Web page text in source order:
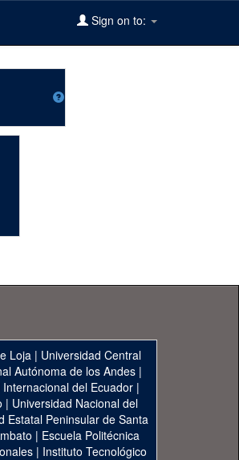
Sign on to:
Loja | Universidad Central
Autónoma de los Andes|
del Ecuador|
| Universidad Nacional del
Estatal Peninsular de Santa
| Escuela Politécnica
| Instituto Tecnológico